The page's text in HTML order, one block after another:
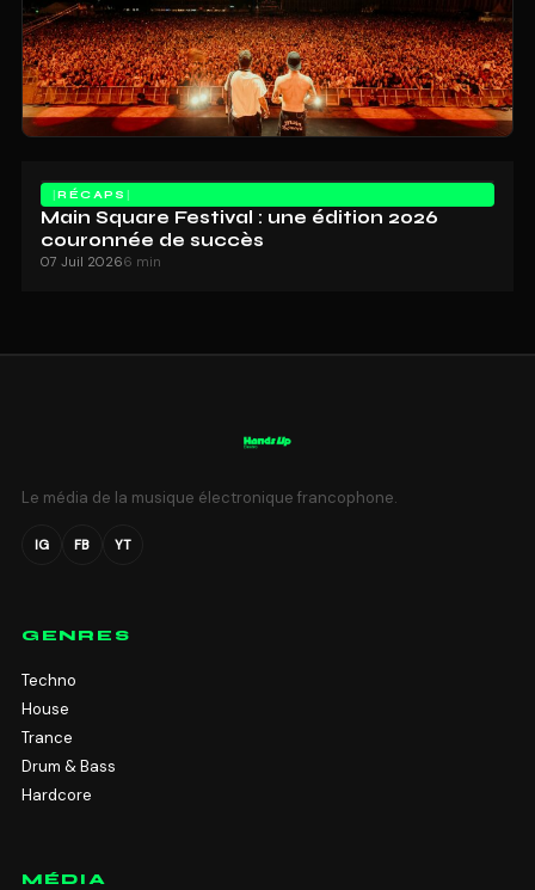
RÉCAPS
Main Square Festival : une édition 2026
couronnée de succès
07 Juil 20266 min
Le média de la musique électronique francophone.
IG FB YT
GENRES
Techno
House
Trance
Drum & Bass
Hardcore
MÉDIA